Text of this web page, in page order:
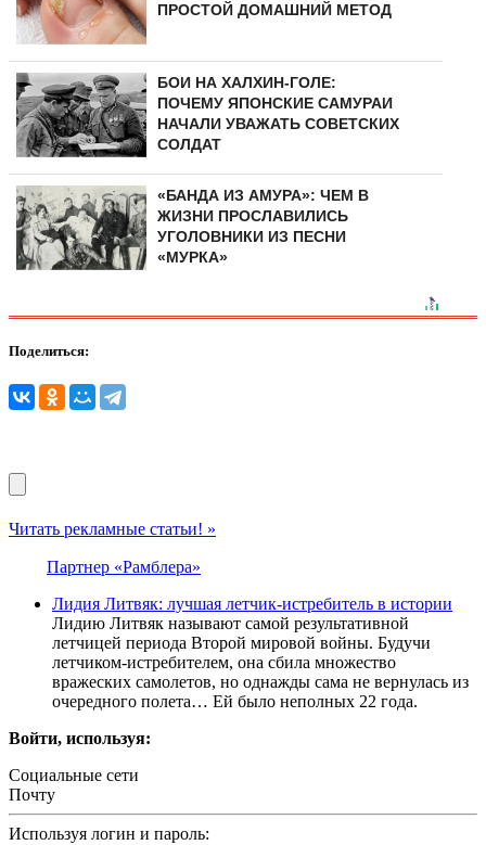
ПРОСТОЙ ДОМАШНИЙ МЕТОД
БОИ НА ХАЛХИН-ГОЛЕ:
ПОЧЕМУ ЯПОНСКИЕ САМУРАИ
НАЧАЛИ УВАЖАТЬ СОВЕТСКИХ
СОЛДАТ
«БАНДА ИЗ АМУРА»: ЧЕМ В
ЖИЗНИ ПРОСЛАВИЛИСЬ
УГОЛОВНИКИ ИЗ ПЕСНИ
«МУРКА»
Поделиться:
Читать рекламные статьи! »
Партнер «Рамблера»
Лидия Литвяк: лучшая летчик-истребитель в истории
Лидию Литвяк называют самой результативной
летчицей периода Второй мировой войны. Будучи
летчиком-истребителем, она сбила множество
вражеских самолетов, но однажды сама не вернулась из
очередного полета… Ей было неполных 22 года.
Войти, используя:
Социальные сети
Почту
Используя логин и пароль: